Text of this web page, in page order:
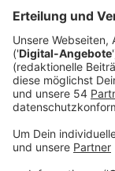
Veröffentlicht:
Anzeige
Auszug aus